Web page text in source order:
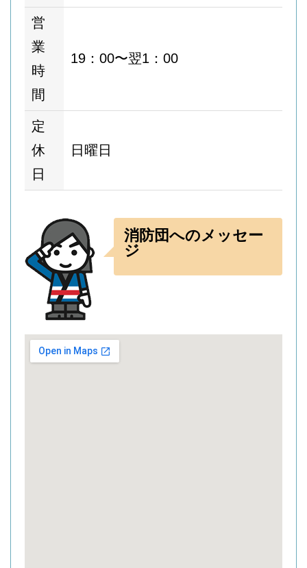
営
業
時
間
19：00〜翌1：00
定
休
日
日曜日
消防団へのメッセー
ジ